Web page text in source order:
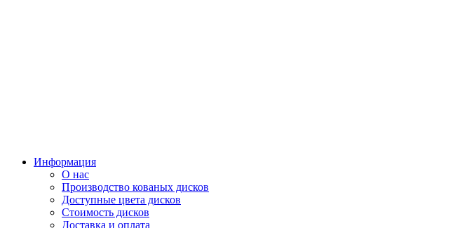
Информация
О нас
Производство кованых дисков
Доступные цвета дисков
Стоимость дисков
Доставка и оплата